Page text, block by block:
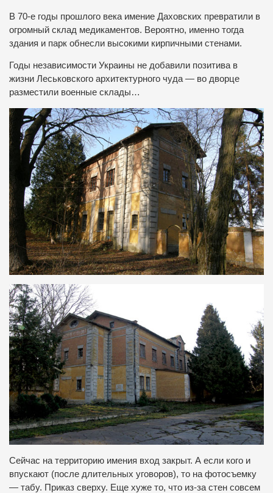
В 70-е годы прошлого века имение Даховских превратили в
огромный склад медикаментов. Вероятно, именно тогда
здания и парк обнесли высокими кирпичными стенами.
Годы независимости Украины не добавили позитива в
жизни Леськовского архитектурного чуда — во дворце
разместили военные склады…
Сейчас на территорию имения вход закрыт. А если кого и
впускают (после длительных уговоров), то на фотосъемку
— табу. Приказ сверху. Еще хуже то, что из-за стен совсем